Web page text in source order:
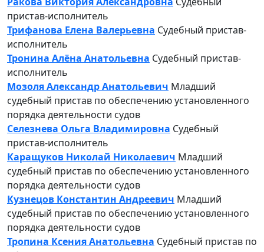
пристав-исполнитель
Трифанова Елена Валерьевна Судебный пристав-
исполнитель
Тронина Алёна Анатольевна Судебный пристав-
исполнитель
Мозоля Александр Анатольевич Младший
судебный пристав по обеспечению установленного
порядка деятельности судов
Селезнева Ольга Владимировна Судебный
пристав-исполнитель
Каращуков Николай Николаевич Младший
судебный пристав по обеспечению установленного
порядка деятельности судов
Кузнецов Константин Андреевич Младший
судебный пристав по обеспечению установленного
порядка деятельности судов
Тропина Ксения Анатольевна Судебный пристав по